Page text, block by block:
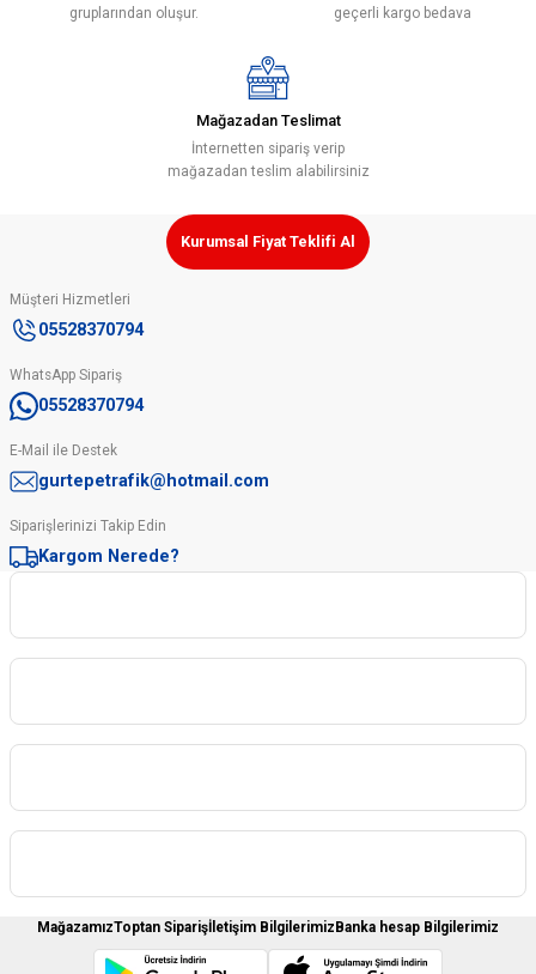
Gönder
gruplarından oluşur.
geçerli kargo bedava
Mağazadan Teslimat
İnternetten sipariş verip
mağazadan teslim alabilirsiniz
Müşteri Hizmetleri
05528370794
WhatsApp Sipariş
05528370794
E-Mail ile Destek
gurtepetrafik@hotmail.com
Siparişlerinizi Takip Edin
Kargom Nerede?
Kurumsal Fiyat Teklifi Al
MağazamızToptan Siparişİletişim BilgilerimizBanka hesap Bilgilerimiz